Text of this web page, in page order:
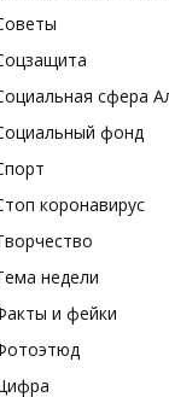
сфера
фонд
коронавирус
недели
и фейки